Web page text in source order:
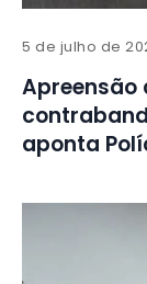
5 de julho de
Apreensão
aponta